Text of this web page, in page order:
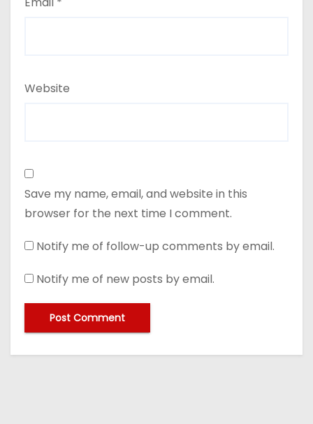
Website
Save my name, email, and website in this
browser for the next time I comment.
Notify me of follow-up comments by email.
Notify me of new posts by email.